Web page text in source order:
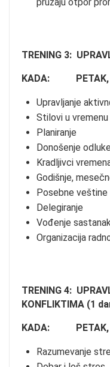
TRENING 3:
KADA: PETAK,
Upravljanje
Stilovi u
Planiranje
Donošenje
Kradljivci
Godišnje,
Posebne veštine
Delegiranje
Vođenje
Organizacija
TRENING 4:
KONFLIKTIMA (1
KADA: PETAK,
Razumevanje